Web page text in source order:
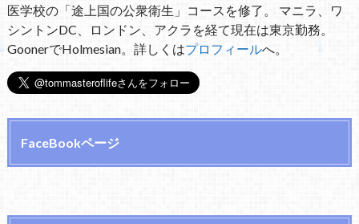
医学校の「途上国の公衆衛生」コースを修了。 マニラ、ワ
シントンDC、ロンドン、アクラを経て現在は東京勤務。
GoonerでHolmesian。詳しくはプロフィールへ。
FaceBookページ